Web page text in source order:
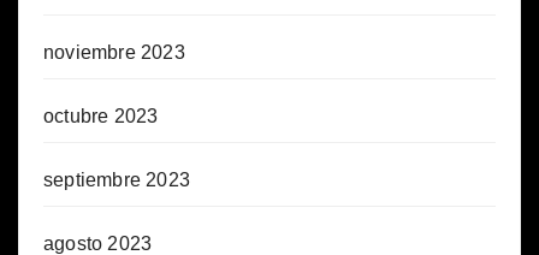
noviembre 2023
octubre 2023
septiembre 2023
agosto 2023